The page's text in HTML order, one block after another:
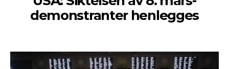
demonstranter henlegges